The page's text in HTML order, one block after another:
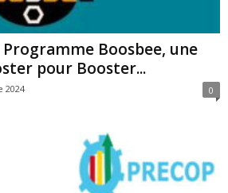
Boosbee, une
pour Booster...
2024 0